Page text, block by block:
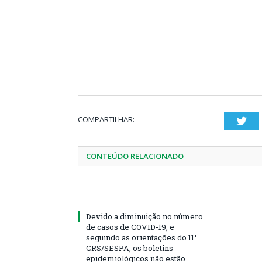
COMPARTILHAR:
CONTEÚDO RELACIONADO
Devido a diminuição no número
de casos de COVID-19, e
seguindo as orientações do 11°
CRS/SESPA, os boletins
epidemiológicos não estão